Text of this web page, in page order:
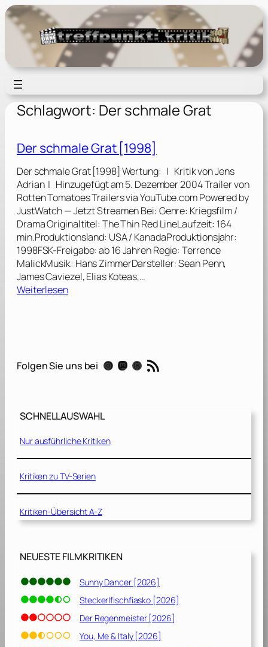
Zum
Inhalt
springen
Schlagwort: Der schmale Grat
Der schmale Grat [1998]
Der schmale Grat [1998] Wertung: | Kritik von Jens
Adrian | Hinzugefügt am 5. Dezember 2004 Trailer von
Rotten Tomatoes Trailers via YouTube.com Powered by
JustWatch — Jetzt Streamen Bei: Genre: Kriegsfilm /
Drama Originaltitel: The Thin Red LineLaufzeit: 164
min.Produktionsland: USA / KanadaProduktionsjahr:
1998FSK-Freigabe: ab 16 Jahren Regie: Terrence
MalickMusik: Hans ZimmerDarsteller: Sean Penn,
James Caviezel, Elias Koteas,…
Weiterlesen:
h
e
r
a
t
9
9
]
Folgen Sie uns bei Instagram Mastodon Threads RSS-Feed
SCHNELLAUSWAHL
Nur ausführliche Kritiken
Kritiken zu TV-Serien
Kritiken-Übersicht A-Z
NEUESTE FILMKRITIKEN
Sunny Dancer [2026]
Steckerlfischfiasko [2026]
Der Regenmeister [2026]
You, Me & Italy [2026]